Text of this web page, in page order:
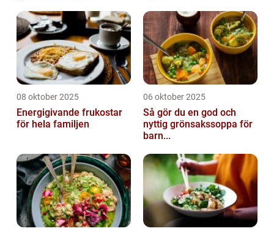
08 oktober 2025
Energigivande frukostar
för hela familjen
06 oktober 2025
Så gör du en god och
nyttig grönsakssoppa för
barn...